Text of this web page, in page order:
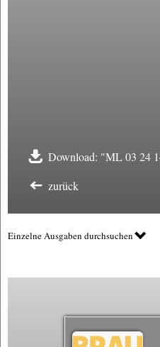
Download: "ML 03 24
zurück
Einzelne Ausgaben durchsuchen